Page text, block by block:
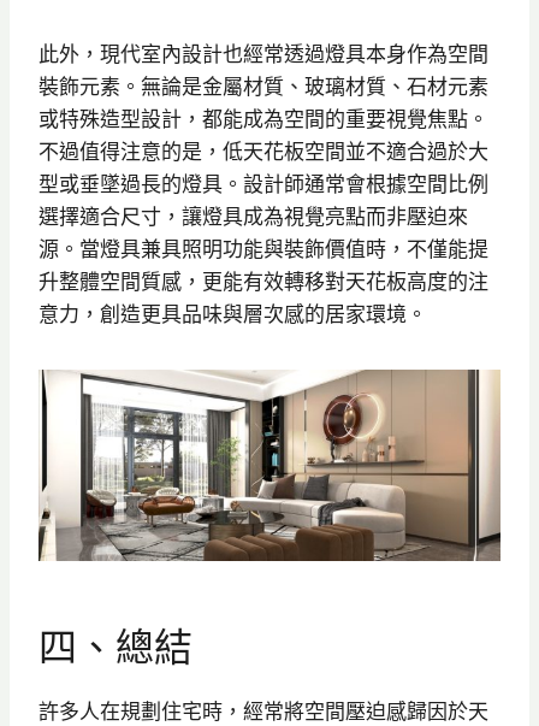
此外，現代室內設計也經常透過燈具本身作為空間
裝飾元素。無論是金屬材質、玻璃材質、石材元素
或特殊造型設計，都能成為空間的重要視覺焦點。
不過值得注意的是，低天花板空間並不適合過於大
型或垂墜過長的燈具。設計師通常會根據空間比例
選擇適合尺寸，讓燈具成為視覺亮點而非壓迫來
源。當燈具兼具照明功能與裝飾價值時，不僅能提
升整體空間質感，更能有效轉移對天花板高度的注
意力，創造更具品味與層次感的居家環境。
四、總結
許多人在規劃住宅時，經常將空間壓迫感歸因於天